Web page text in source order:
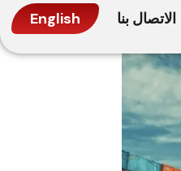
الاتصال بنا English